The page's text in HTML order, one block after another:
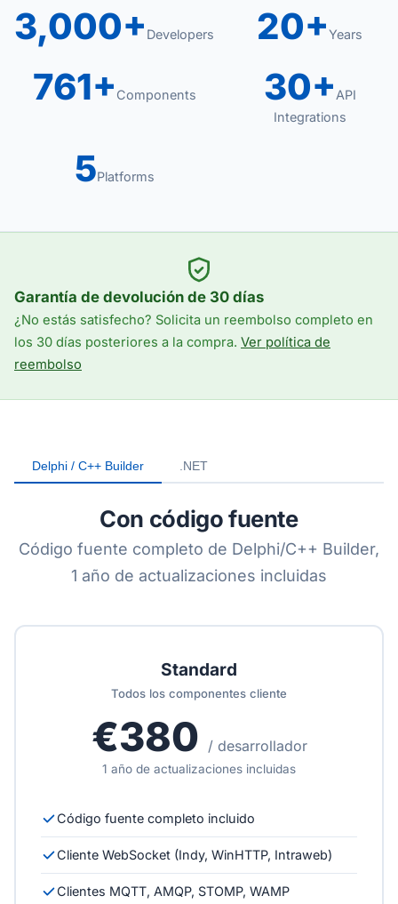
3,000+ Developers 20+Years
761+ Components 30+ API
Integrations
5Platforms
Garantía de devolución de 30 días
¿No estás satisfecho? Solicita un reembolso completo en
los 30 días posteriores a la compra. Ver política de
reembolso
Delphi / C++ Builder .NET
Con código fuente
Código fuente completo de Delphi/C++ Builder,
1 año de actualizaciones incluidas
Standard
Todos los componentes cliente
€380 / desarrollador
1 año de actualizaciones incluidas
Código fuente completo incluido
Cliente WebSocket (Indy, WinHTTP, Intraweb)
Clientes MQTT, AMQP, STOMP, WAMP